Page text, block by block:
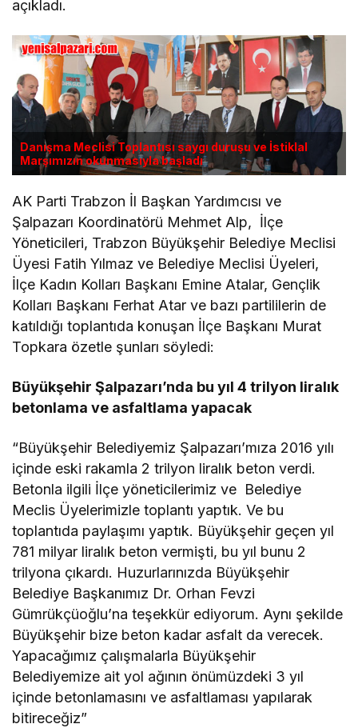
açıkladı.
Danışma Meclisi Toplantısı saygı duruşu ve İstiklal
Marşımızın okunmasıyla başladı
AK Parti Trabzon İl Başkan Yardımcısı ve
Şalpazarı Koordinatörü Mehmet Alp, İlçe
Yöneticileri, Trabzon Büyükşehir Belediye Meclisi
Üyesi Fatih Yılmaz ve Belediye Meclisi Üyeleri,
İlçe Kadın Kolları Başkanı Emine Atalar, Gençlik
Kolları Başkanı Ferhat Atar ve bazı partililerin de
katıldığı toplantıda konuşan İlçe Başkanı Murat
Topkara özetle şunları söyledi:
Büyükşehir Şalpazarı’nda bu yıl 4 trilyon liralık
betonlama ve asfaltlama yapacak
“Büyükşehir Belediyemiz Şalpazarı’mıza 2016 yılı
içinde eski rakamla 2 trilyon liralık beton verdi.
Betonla ilgili İlçe yöneticilerimiz ve Belediye
Meclis Üyelerimizle toplantı yaptık. Ve bu
toplantıda paylaşımı yaptık. Büyükşehir geçen yıl
781 milyar liralık beton vermişti, bu yıl bunu 2
trilyona çıkardı. Huzurlarınızda Büyükşehir
Belediye Başkanımız Dr. Orhan Fevzi
Gümrükçüoğlu’na teşekkür ediyorum. Aynı şekilde
Büyükşehir bize beton kadar asfalt da verecek.
Yapacağımız çalışmalarla Büyükşehir
Belediyemize ait yol ağının önümüzdeki 3 yıl
içinde betonlamasını ve asfaltlaması yapılarak
bitireceğiz”